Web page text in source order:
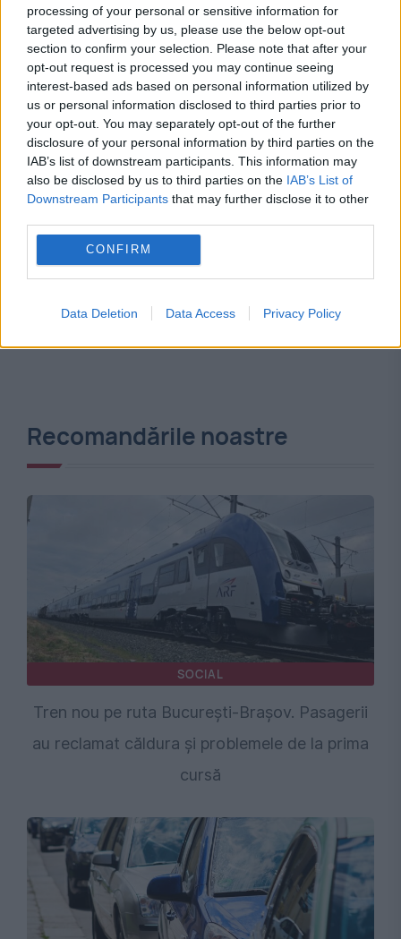
processing of your personal or sensitive information for
targeted advertising by us, please use the below opt-out
section to confirm your selection. Please note that after your
opt-out request is processed you may continue seeing
interest-based ads based on personal information utilized by
us or personal information disclosed to third parties prior to
your opt-out. You may separately opt-out of the further
disclosure of your personal information by third parties on the
IAB’s list of downstream participants. This information may
also be disclosed by us to third parties on the IAB’s List of
Downstream Participants that may further disclose it to other
CONFIRM
Data Deletion Data Access Privacy Policy
autostrada brasov fagaras tunel
urs viteza
Recomandările noastre
SOCIAL
Tren nou pe ruta București-Brașov. Pasagerii
au reclamat căldura și problemele de la prima
cursă